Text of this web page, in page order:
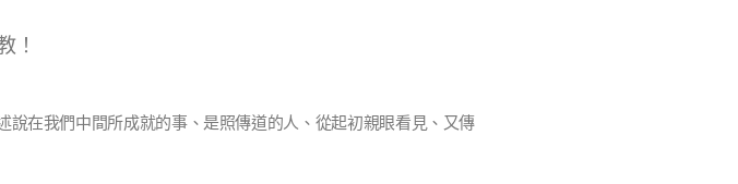
！
說在我們中間所成就的事、是照傳道的人、從起初親眼看見、又傳